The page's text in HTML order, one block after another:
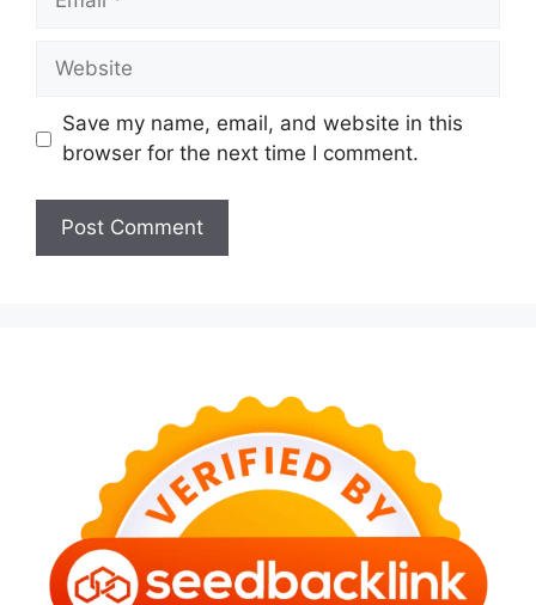
Website
Save my name, email, and website in this
browser for the next time I comment.